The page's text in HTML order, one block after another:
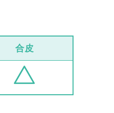
合皮